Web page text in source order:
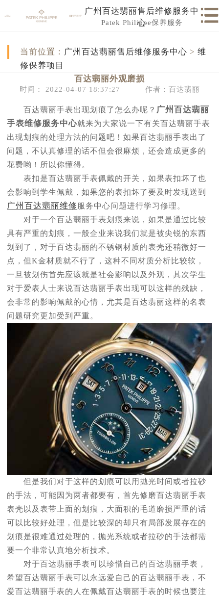
广州百达翡丽售后维修服务中
心
Patek Philippe保养服务
当前位置： 广州百达翡丽售后维修服务中心 > 维
修保养项目
百达翡丽外观磨损
时间： 2022-04-07 18:37:27 作者：百达翡丽
百达翡丽手表出现划痕了怎么办呢？ 广州百达翡丽
手表维修服务中心就来为大家说一下有关百达翡丽手表
出现划痕的处理方法的问题吧！如果百达翡丽手表出了
问题，不认真修理的话不但会很麻烦，还会造成更多的
花费哟！所以你懂得。
表扣是百达翡丽手表佩戴的开关，如果表扣坏了也
会影响到学生佩戴，如果您的表扣坏了要及时发现送到
广州百达翡丽维修 服务中心问题进行学习修理。
对于一个百达翡丽手表划痕来说，如果是通过比较
具有严重的划痕，一般企业来说我们就是被尖锐的东西
划到了，对于百达翡丽的不锈钢材质的表壳还稍微好一
点，但K金材质就不行了，这种不同材质分析比较软，
一旦被划伤首先应该就是社会影响以及外观，其次学生
对于爱表人士来说百达翡丽手表出现可以这样的残缺，
会非常的影响佩戴的心情，尤其是百达翡丽这样的名表
问题研究更加受到严重。
但是我们对于这样的划痕可以用抛光时间或者拉砂
的手法，可能因为两者都要有，首先修磨百达翡丽手表
表壳以及表带上面的划痕，大面积的毛道磨损严重的话
可以比较好处理，但是比较深的却只有局部发展存在的
划痕是很难通过处理的，抛光系统或者拉砂的手法都需
要一个非常认真地分析技术。
对于百达翡丽手表可以珍惜自己的百达翡丽手表，
希望百达翡丽手表可以永远爱自己的百达翡丽手表，不
爱百达翡丽手表的人在佩戴百达翡丽手表的时候也要注